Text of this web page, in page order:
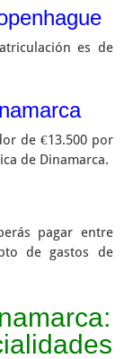
es de
de €13.500 por
de Dinamarca.
pagar entre
de gastos de